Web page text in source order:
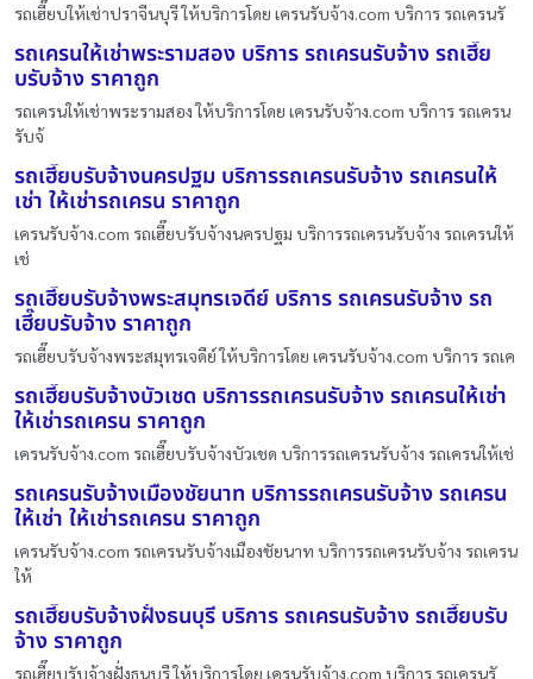
รถเฮี๊ยบให้เช่าปราจีนบุรี ให้บริการโดย เครนรับจ้าง.com บริการ รถเครนรั
รถเครนให้เช่าพระรามสอง บริการ รถเครนรับจ้าง รถเฮี๊ย
บรับจ้าง ราคาถูก
รถเครนให้เช่าพระรามสอง ให้บริการโดย เครนรับจ้าง.com บริการ รถเครน
รับจ้
รถเฮี๊ยบรับจ้างนครปฐม บริการรถเครนรับจ้าง รถเครนให้
เช่า ให้เช่ารถเครน ราคาถูก
เครนรับจ้าง.com รถเฮี๊ยบรับจ้างนครปฐม บริการรถเครนรับจ้าง รถเครนให้
เช่
รถเฮี๊ยบรับจ้างพระสมุทรเจดีย์ บริการ รถเครนรับจ้าง รถ
เฮี๊ยบรับจ้าง ราคาถูก
รถเฮี๊ยบรับจ้างพระสมุทรเจดีย์ ให้บริการโดย เครนรับจ้าง.com บริการ รถเค
รถเฮี๊ยบรับจ้างบัวเชด บริการรถเครนรับจ้าง รถเครนให้เช่า
ให้เช่ารถเครน ราคาถูก
เครนรับจ้าง.com รถเฮี๊ยบรับจ้างบัวเชด บริการรถเครนรับจ้าง รถเครนให้เช่
รถเครนรับจ้างเมืองชัยนาท บริการรถเครนรับจ้าง รถเครน
ให้เช่า ให้เช่ารถเครน ราคาถูก
เครนรับจ้าง.com รถเครนรับจ้างเมืองชัยนาท บริการรถเครนรับจ้าง รถเครน
ให้
รถเฮี๊ยบรับจ้างฝั่งธนบุรี บริการ รถเครนรับจ้าง รถเฮี๊ยบรับ
จ้าง ราคาถูก
รถเฮี๊ยบรับจ้างฝั่งธนบุรี ให้บริการโดย เครนรับจ้าง.com บริการ รถเครนรั